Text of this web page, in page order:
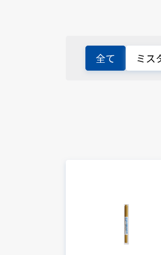
全て ミス